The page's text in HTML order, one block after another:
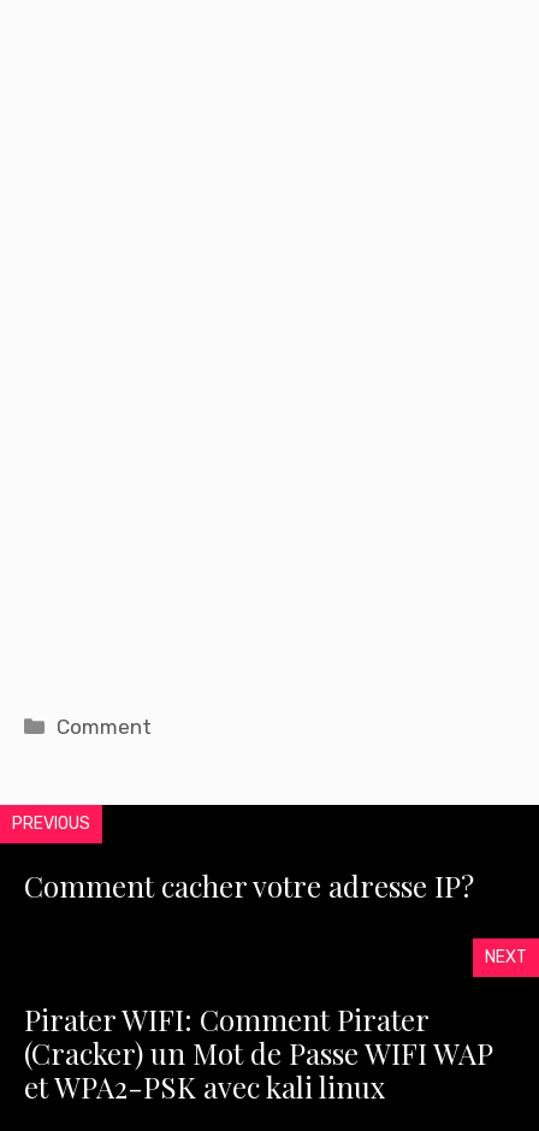
Catégories
Comment
PREVIOUS
Comment cacher votre adresse IP?
NEXT
Pirater WIFI: Comment Pirater
(Cracker) un Mot de Passe WIFI WAP
et WPA2-PSK avec kali linux